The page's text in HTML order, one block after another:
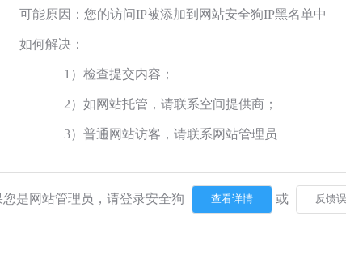
可能原因：您的访问IP被添加到网站安全狗IP黑名单中
如何解决：
1）检查提交内容；
2）如网站托管，请联系空间提供商；
3）普通网站访客，请联系网站管理员
您是网站管理员，请登录安全狗 或